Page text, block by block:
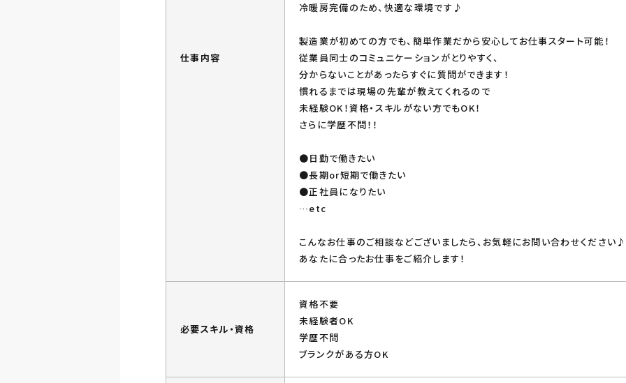
仕事内容
冷暖房完備のため、快適な環境です♪
製造業が初めての方でも、簡単作業だから安心してお仕事スタート可能！
従業員同士のコミュニケーションがとりやすく、
分からないことがあったらすぐに質問ができます！
慣れるまでは現場の先輩が教えてくれるので
未経験OK！資格・スキルがない方でもOK！
さらに学歴不問！！
●日勤で働きたい
●長期or短期で働きたい
●正社員になりたい
…etc
こんなお仕事のご相談などございましたら、お気軽にお問い合わせください♪
あなたに合ったお仕事をご紹介します！
必要スキル・資格
資格不要
未経験者OK
学歴不問
ブランクがある方OK